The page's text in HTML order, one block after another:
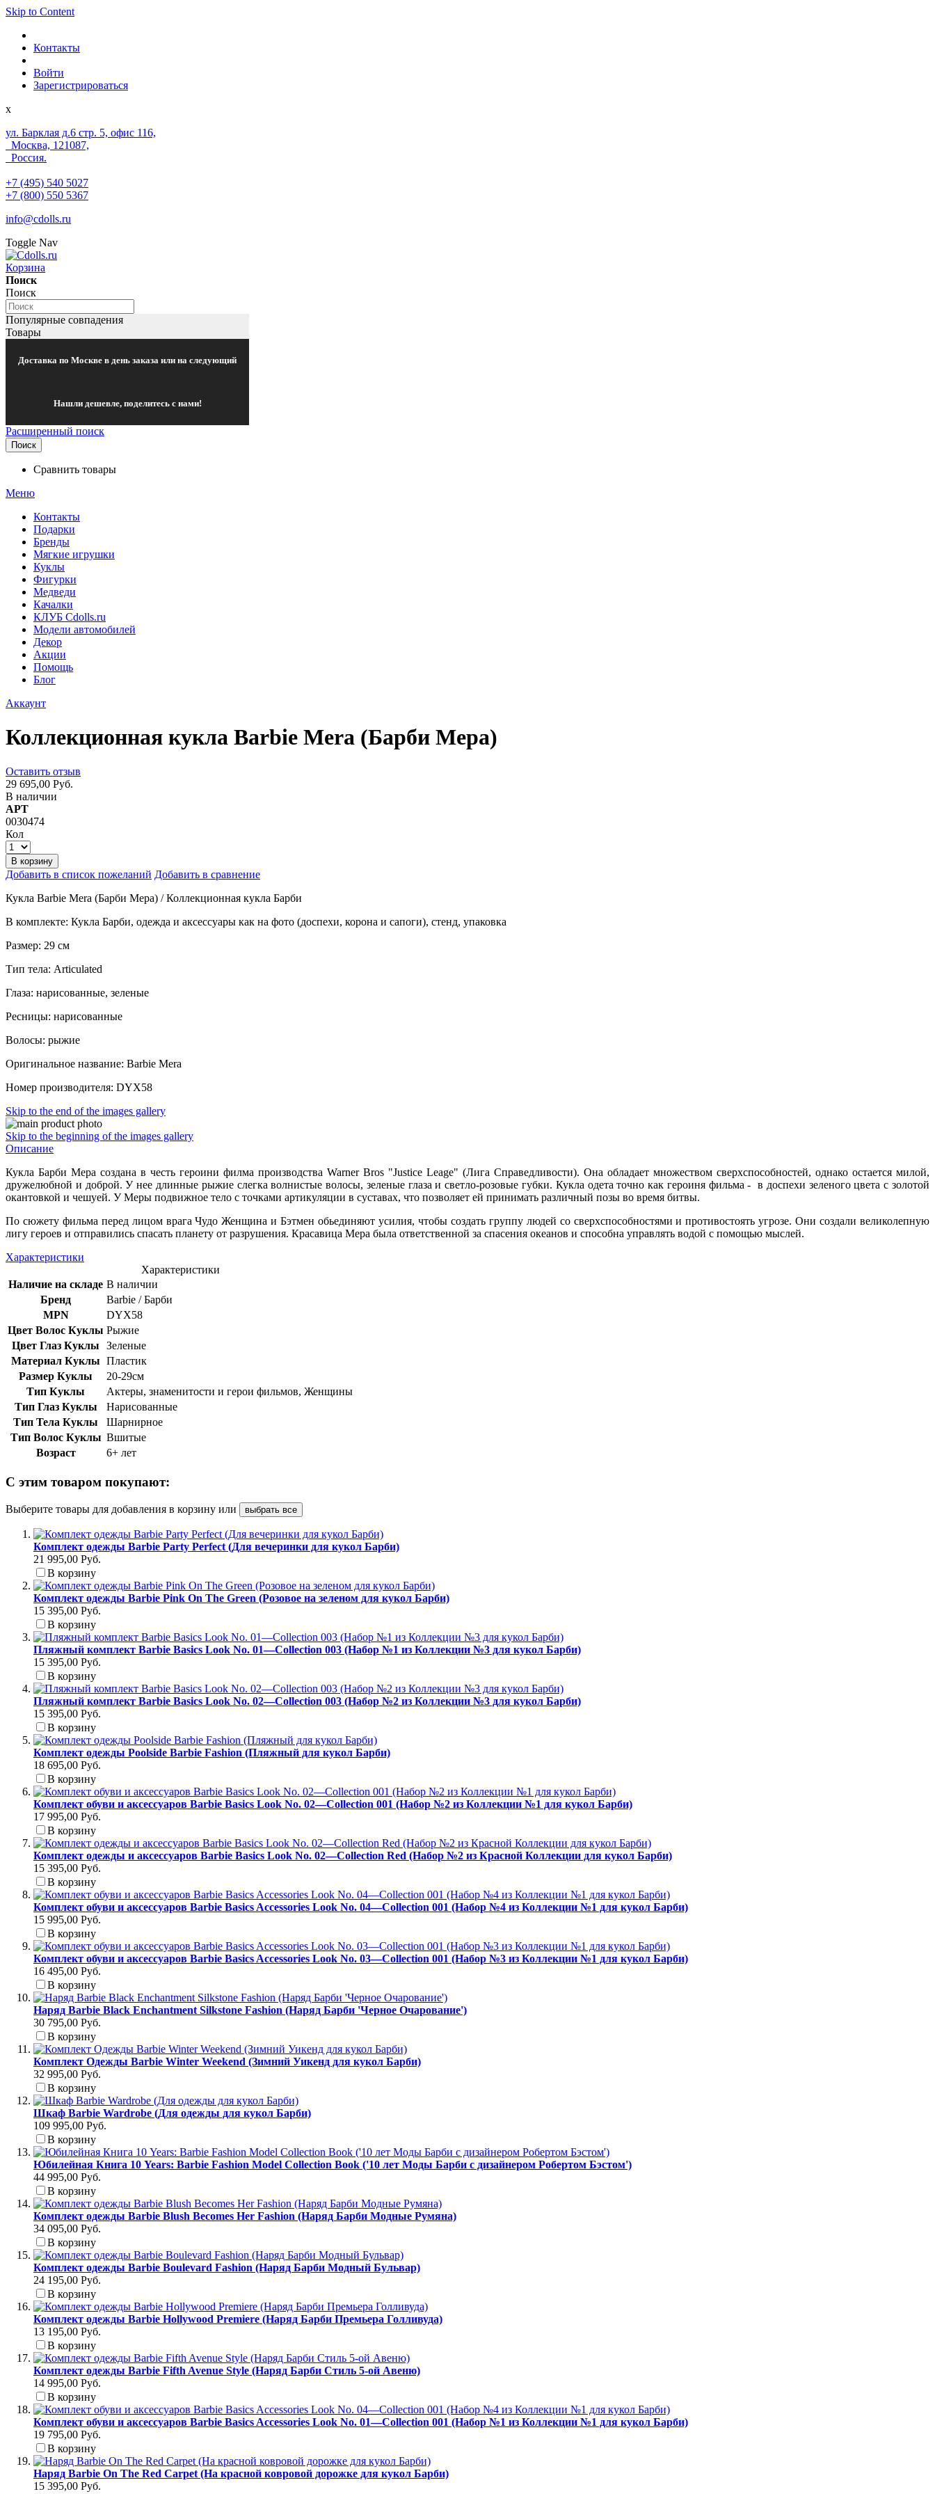
Skip to Content
Контакты
Войти
Зарегистрироваться
x
ул. Барклая д.6 стр. 5, офис 116,
Москва, 121087,
Россия.
+7 (495) 540 5027
+7 (800) 550 5367
info@cdolls.ru
Toggle Nav
Корзина
Поиск
Поиск
Популярные совпадения
Товары
Доставка по Москве в день заказа или на следующий
Нашли дешевле, поделитесь с нами!
Расширенный поиск
Поиск
Сравнить товары
Меню
Контакты
Подарки
Бренды
Мягкие игрушки
Куклы
Фигурки
Медведи
Качалки
КЛУБ Cdolls.ru
Модели автомобилей
Декор
Акции
Помощь
Блог
Аккаунт
Коллекционная кукла Barbie Mera (Барби Мера)
Оставить отзыв
29 695,00 Руб.
В наличии
АРТ
0030474
Кол
В корзину
Добавить в список пожеланий Добавить в сравнение
Кукла Barbie Mera (Барби Мера) / Коллекционная кукла Барби
В комплекте: Кукла Барби, одежда и аксессуары как на фото (доспехи, корона и сапоги), стенд, упаковка
Размер: 29 см
Тип тела: Articulated
Глаза: нарисованные, зеленые
Ресницы: нарисованные
Волосы: рыжие
Оригинальное название: Barbie Mera
Номер производителя: DYX58
Skip to the end of the images gallery
Skip to the beginning of the images gallery
Описание
Кукла Барби Мера создана в честь героини филма производства Warner Bros "Justice Leage" (Лига Справедливости). Она обладает множеством сверхспособностей, однако остается милой,
дружелюбной и доброй. У нее длинные рыжие слегка волнистые волосы, зеленые глаза и светло-розовые губки. Кукла одета точно как героиня фильма - в доспехи зеленого цвета с золотой
окантовкой и чешуей. У Меры подвижное тело с точками артикуляции в суставах, что позволяет ей принимать различный позы во время битвы.
По сюжету фильма перед лицом врага Чудо Женщина и Бэтмен обьединяют усилия, чтобы создать группу людей со сверхспособностями и противостоять угрозе. Они создали великолепную
лигу героев и отправились спасать планету от разрушения. Красавица Мера была ответственной за спасения океанов и способна управлять водой с помощью мыслей.
Характеристики
Характеристики
Наличие на складе В наличии
Бренд
Barbie / Барби
MPN
DYX58
Цвет Волос Куклы Рыжие
Цвет Глаз Куклы
Зеленые
Материал Куклы Пластик
Размер Куклы
20-29см
Тип Куклы
Актеры, знаменитости и герои фильмов, Женщины
Тип Глаз Куклы
Нарисованные
Тип Тела Куклы
Шарнирное
Тип Волос Куклы Вшитые
Возраст
6+ лет
С этим товаром покупают:
Выберите товары для добавления в корзину или выбрать все
Комплект одежды Barbie Party Perfect (Для вечеринки для кукол Барби)
21 995,00 Руб.
В корзину
Комплект одежды Barbie Pink On The Green (Розовое на зеленом для кукол Барби)
15 395,00 Руб.
В корзину
Пляжный комплект Barbie Basics Look No. 01—Collection 003 (Набор №1 из Коллекции №3 для кукол Барби)
15 395,00 Руб.
В корзину
Пляжный комплект Barbie Basics Look No. 02—Collection 003 (Набор №2 из Коллекции №3 для кукол Барби)
15 395,00 Руб.
В корзину
Комплект одежды Poolside Barbie Fashion (Пляжный для кукол Барби)
18 695,00 Руб.
В корзину
Комплект обуви и аксессуаров Barbie Basics Look No. 02—Collection 001 (Набор №2 из Коллекции №1 для кукол Барби)
17 995,00 Руб.
В корзину
Комплект одежды и аксессуаров Barbie Basics Look No. 02—Collection Red (Набор №2 из Красной Коллекции для кукол Барби)
15 395,00 Руб.
В корзину
Комплект обуви и аксессуаров Barbie Basics Accessories Look No. 04—Collection 001 (Набор №4 из Коллекции №1 для кукол Барби)
15 995,00 Руб.
В корзину
Комплект обуви и аксессуаров Barbie Basics Accessories Look No. 03—Collection 001 (Набор №3 из Коллекции №1 для кукол Барби)
16 495,00 Руб.
В корзину
Наряд Barbie Black Enchantment Silkstone Fashion (Наряд Барби 'Черное Очарование')
30 795,00 Руб.
В корзину
Комплект Одежды Barbie Winter Weekend (Зимний Уикенд для кукол Барби)
32 995,00 Руб.
В корзину
Шкаф Barbie Wardrobe (Для одежды для кукол Барби)
109 995,00 Руб.
В корзину
Юбилейная Книга 10 Years: Barbie Fashion Model Collection Book ('10 лет Моды Барби с дизайнером Робертом Бэстом')
44 995,00 Руб.
В корзину
Комплект одежды Barbie Blush Becomes Her Fashion (Наряд Барби Модные Румяна)
34 095,00 Руб.
В корзину
Комплект одежды Barbie Boulevard Fashion (Наряд Барби Модный Бульвар)
24 195,00 Руб.
В корзину
Комплект одежды Barbie Hollywood Premiere (Наряд Барби Премьера Голливуда)
13 195,00 Руб.
В корзину
Комплект одежды Barbie Fifth Avenue Style (Наряд Барби Стиль 5-ой Авеню)
14 995,00 Руб.
В корзину
Комплект обуви и аксессуаров Barbie Basics Accessories Look No. 01—Collection 001 (Набор №1 из Коллекции №1 для кукол Барби)
19 795,00 Руб.
В корзину
Наряд Barbie On The Red Carpet (На красной ковровой дорожке для кукол Барби)
15 395,00 Руб.